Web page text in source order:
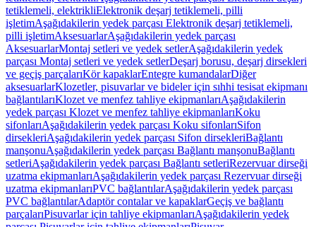
tetiklemeli, elektrikliElektronik deşarj tetiklemeli, pilli
işletimAşağıdakilerin yedek parçası Elektronik deşarj tetiklemeli,
pilli işletimAksesuarlarAşağıdakilerin yedek parçası
AksesuarlarMontaj setleri ve yedek setlerAşağıdakilerin yedek
parçası Montaj setleri ve yedek setlerDeşarj borusu, deşarj dirsekleri
ve geçiş parçalarıKör kapaklarEntegre kumandalarDiğer
aksesuarlarKlozetler, pisuvarlar ve bideler için sıhhi tesisat ekipmanı
bağlantılarıKlozet ve menfez tahliye ekipmanlarıAşağıdakilerin
yedek parçası Klozet ve menfez tahliye ekipmanlarıKoku
sifonlarıAşağıdakilerin yedek parçası Koku sifonlarıSifon
dirsekleriAşağıdakilerin yedek parçası Sifon dirsekleriBağlantı
manşonuAşağıdakilerin yedek parçası Bağlantı manşonuBağlantı
setleriAşağıdakilerin yedek parçası Bağlantı setleriRezervuar dirseği
uzatma ekipmanlarıAşağıdakilerin yedek parçası Rezervuar dirseği
uzatma ekipmanlarıPVC bağlantılarAşağıdakilerin yedek parçası
PVC bağlantılarAdaptör contalar ve kapaklarGeçiş ve bağlantı
parçalarıPisuvarlar için tahliye ekipmanlarıAşağıdakilerin yedek